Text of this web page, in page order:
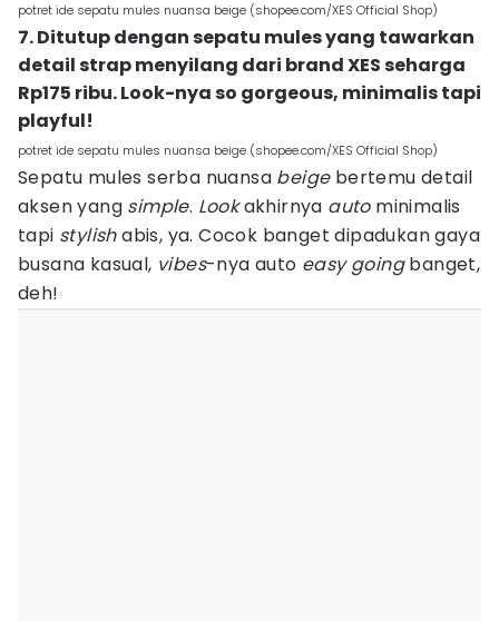
potret ide sepatu mules nuansa beige (shopee.com/XES Official Shop)
7. Ditutup dengan sepatu mules yang tawarkan
detail strap menyilang dari brand XES seharga
Rp175 ribu. Look-nya so gorgeous, minimalis tapi
playful!
potret ide sepatu mules nuansa beige (shopee.com/XES Official Shop)
Sepatu mules serba nuansa beigebertemu detail
aksen yang simple. Lookakhirnya auto minimalis
tapi stylishabis, ya. Cocok banget dipadukan gaya
busana kasual, vibes-nya auto easy goingbanget,
deh!